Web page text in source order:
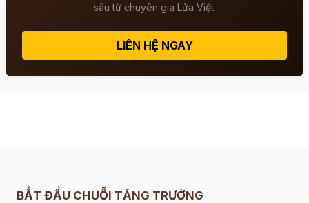
sâu từ chuyên gia Lửa Việt.
LIÊN HỆ NGAY
BẮT ĐẦU CHUỖI TĂNG TRƯỞNG